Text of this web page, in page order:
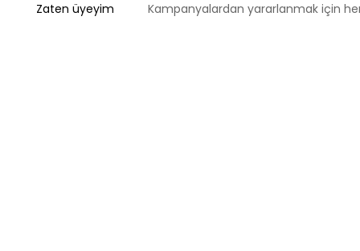
Kampanyalardan yararlanmak için
Zaten üyeyim